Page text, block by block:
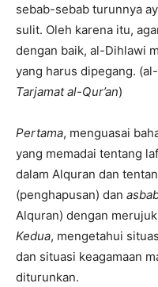
sebab-sebab turunnya
sulit. Oleh karena itu,
dengan baik, al-Dihlawi
yang harus dipegang.
Tarjamat al-Qur’an)
Pertama, menguasai
yang memadai tentang
dalam Alquran dan
(penghapusan) dan
Alquran) dengan
Kedua, mengetahui
dan situasi keagamaan
diturunkan.